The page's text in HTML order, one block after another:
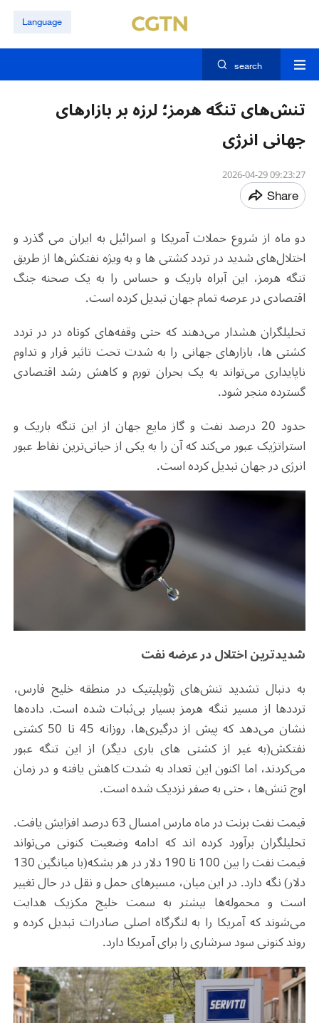
Language
search
تنش‌های تنگه هرمز؛ لرزه بر بازارهای
جهانی انرژی
09:23:27 2026-04-29
Share
دو ماه از شروع حملات آمریکا و اسرائیل به ایران می گذرد و
اختلال‌های شدید در تردد کشتی ها و به ویژه نفتکش‌ها از طریق
تنگه هرمز، این آبراه باریک و حساس را به یک صحنه جنگ
اقتصادی در عرصه تمام جهان تبدیل کرده است.
تحلیلگران هشدار می‌دهند که حتی وقفه‌های کوتاه در در تردد
کشتی ها، بازارهای جهانی را به شدت تحت تاثیر قرار و تداوم
ناپایداری می‌تواند به یک بحران تورم و کاهش رشد اقتصادی
گسترده منجر شود.
حدود 20 درصد نفت و گاز مایع جهان از این تنگه باریک و
استراتژیک عبور می‌کند که آن را به یکی از حیاتی‌ترین نقاط عبور
انرژی در جهان تبدیل کرده است.
شدیدترین اختلال در عرضه نفت
به دنبال تشدید تنش‌های ژئوپلیتیک در منطقه خلیج فارس،
ترددها از مسیر تنگه هرمز بسیار بی‌ثبات شده است. داده‌ها
نشان می‌دهد که پیش از درگیری‌ها، روزانه 45 تا 50 کشتی
نفتکش(به غیر از کشتی های باری دیگر) از این تنگه عبور
می‌کردند، اما اکنون این تعداد به شدت کاهش یافته و در زمان
اوج تنش‌ها ، حتی به صفر نزدیک شده است.
قیمت نفت برنت در ماه مارس امسال 63 درصد افزایش یافت.
تحلیلگران برآورد کرده اند که ادامه وضعیت کنونی می‌تواند
قیمت نفت را بین 100 تا 190 دلار در هر بشکه(با میانگین 130
دلار) نگه دارد. در این میان، مسیرهای حمل و نقل در حال تغییر
است و محموله‌ها بیشتر به سمت خلیج مکزیک هدایت
می‌شوند که آمریکا را به لنگرگاه اصلی صادرات تبدیل کرده و
روند کنونی سود سرشاری را برای آمریکا دارد.